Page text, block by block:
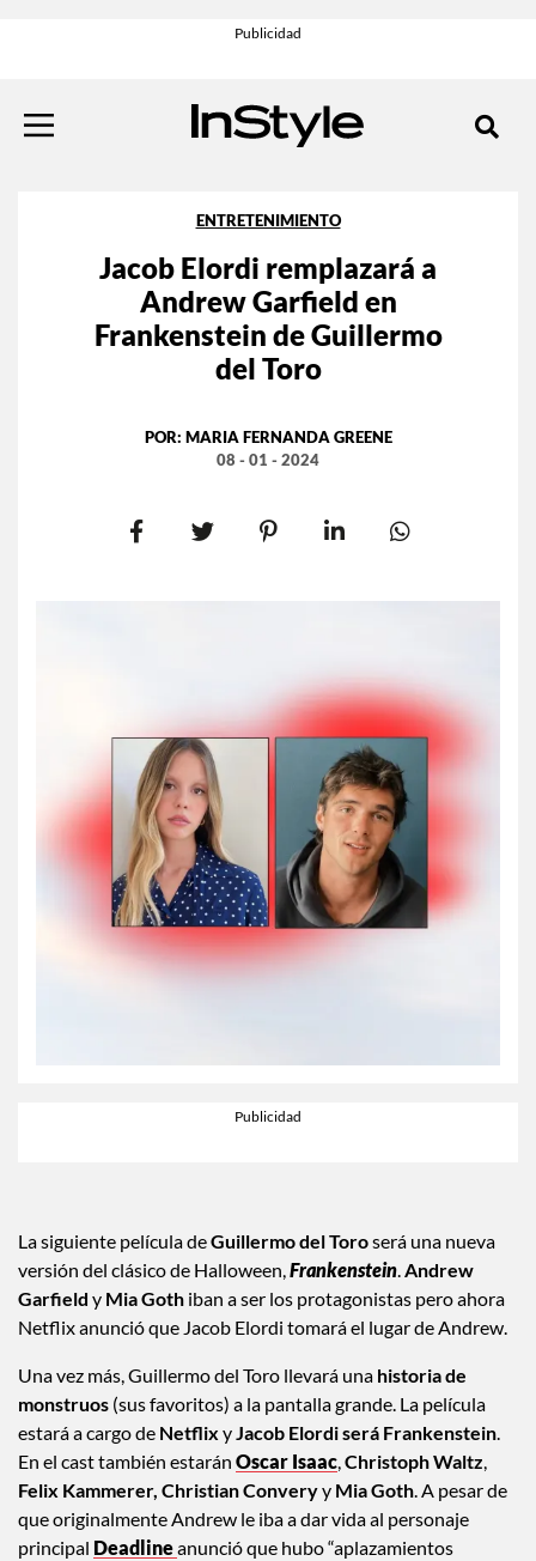
ENTRETENIMIENTO
Jacob Elordi remplazará a
Andrew Garfield en
Frankenstein de Guillermo
del Toro
POR: MARIA FERNANDA GREENE
08 - 01 - 2024
La siguiente película deGuillermo del Toroserá una nueva
versión del clásico de Halloween,Frankenstein.Andrew
GarfieldyMia Goth iban a ser los protagonistas pero ahora
Una vez más, Guillermo del Toro llevará unahistoria de
monstruos(sus favoritos) a la pantalla grande. La película
estará a cargo deNetflixy Jacob Elordi será Frankenstein
En el cast también estaránOscar Isaac,Christoph Waltz
Felix Kammerer, Christian ConveryyMia Goth. A pesar de
que originalmente Andrew le iba a dar vida al personaje